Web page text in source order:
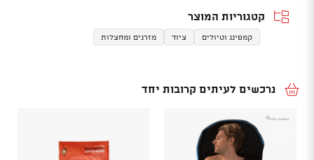
קטגוריות המוצר
קמפינג וטיולים ציוד מזרנים ומחצלות
נרכשים לעיתים קרובות יחד